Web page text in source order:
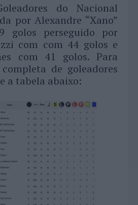
do Nacional
por Alexandre “Xano”
golos perseguido por
com com 44 golos e
com 41 golos. Para
de goleadores
a tabela abaixo: